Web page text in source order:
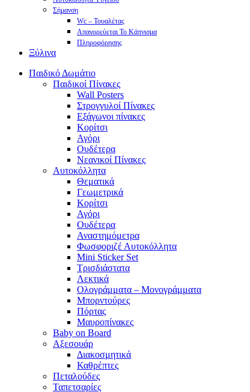
Σήμανση
Wc – Τουαλέτας
Απαγορεύεται Το Κάπνισμα
Πληροφόρησης
Ξύλινα
Παιδικό Δωμάτιο
Παιδικοί Πίνακες
Wall Posters
Στρογγυλοί Πίνακες
Εξάγωνοι πίνακες
Κορίτσι
Αγόρι
Ουδέτερα
Νεανικοί Πίνακες
Αυτοκόλλητα
Θεματικά
Γεωμετρικά
Κορίτσι
Αγόρι
Ουδέτερα
Αναστημόμετρα
Φωσφοριζέ Αυτοκόλλητα
Mini Sticker Set
Tρισδιάστατα
Λεκτικά
Ολογράμματα – Μονογράμματα
Μπορντούρες
Πόρτας
Μαυροπίνακες
Baby on Board
Αξεσουάρ
Διακοσμητικά
Καθρέπτες
Πεταλούδες
Ταπετσαρίες